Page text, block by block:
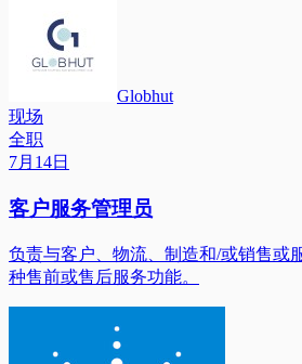
Globhut
现场
全职
7月14日
客户服务管理员
负责与客户、物流、制造和/或销售或
种售前或售后服务功能。